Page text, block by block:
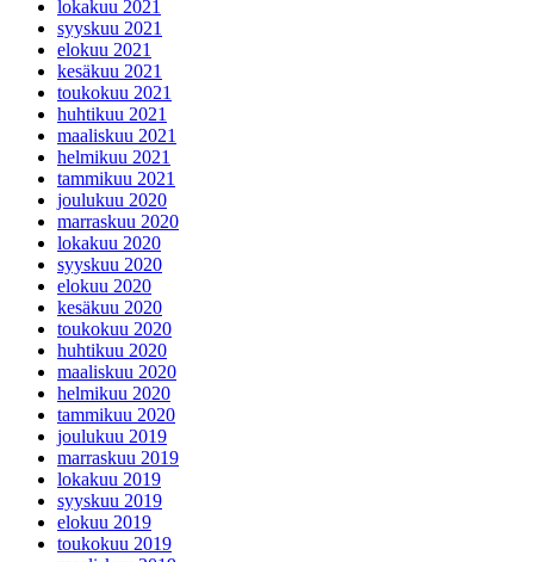
lokakuu 2021
syyskuu 2021
elokuu 2021
kesäkuu 2021
toukokuu 2021
huhtikuu 2021
maaliskuu 2021
helmikuu 2021
tammikuu 2021
joulukuu 2020
marraskuu 2020
lokakuu 2020
syyskuu 2020
elokuu 2020
kesäkuu 2020
toukokuu 2020
huhtikuu 2020
maaliskuu 2020
helmikuu 2020
tammikuu 2020
joulukuu 2019
marraskuu 2019
lokakuu 2019
syyskuu 2019
elokuu 2019
toukokuu 2019